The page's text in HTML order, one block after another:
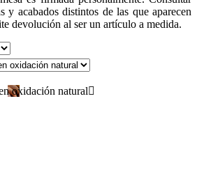
y acabados distintos de las que aparecen
devolución al ser un artículo a medida.
oxidación natural